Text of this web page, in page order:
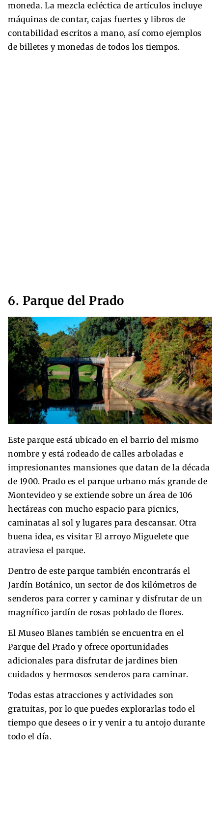
moneda. La mezcla ecléctica de artículos incluye
máquinas de contar, cajas fuertes y libros de
contabilidad escritos a mano, así como ejemplos
de billetes y monedas de todos los tiempos.
6. Parque del Prado
Este parque está ubicado en el barrio del mismo
nombre y está rodeado de calles arboladas e
impresionantes mansiones que datan de la década
de 1900. Prado es el parque urbano más grande de
Montevideo y se extiende sobre un área de 106
hectáreas con mucho espacio para picnics,
caminatas al sol y lugares para descansar. Otra
buena idea, es visitar El arroyo Miguelete que
atraviesa el parque.
Dentro de este parque también encontrarás el
Jardín Botánico, un sector de dos kilómetros de
senderos para correr y caminar y disfrutar de un
magnífico jardín de rosas poblado de flores.
El Museo Blanes también se encuentra en el
Parque del Prado y ofrece oportunidades
adicionales para disfrutar de jardines bien
cuidados y hermosos senderos para caminar.
Todas estas atracciones y actividades son
gratuitas, por lo que puedes explorarlas todo el
tiempo que desees o ir y venir a tu antojo durante
todo el día.